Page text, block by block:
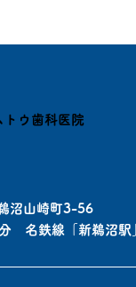
沼山崎町3-56
名鉄線「新鵜沼駅